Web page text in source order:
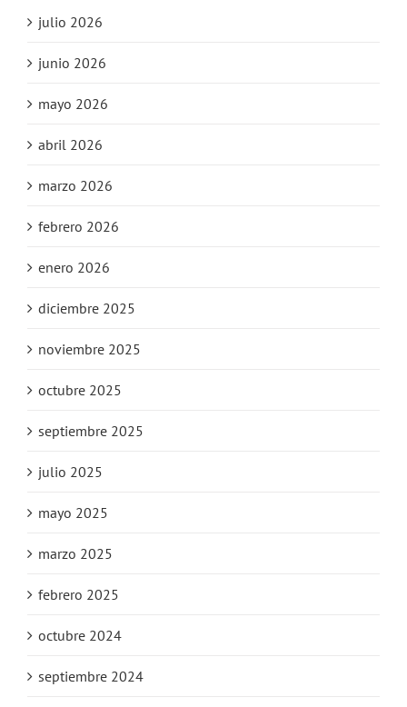
julio 2026
junio 2026
mayo 2026
abril 2026
marzo 2026
febrero 2026
enero 2026
diciembre 2025
noviembre 2025
octubre 2025
septiembre 2025
julio 2025
mayo 2025
marzo 2025
febrero 2025
octubre 2024
septiembre 2024